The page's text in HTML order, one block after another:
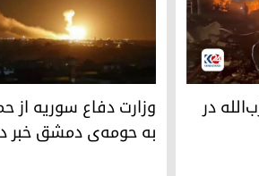
در عراق را موردحمله قرار داد
در وزارت دفاع سوریه از
وزارت دفاع سوریه از
به حومه‌ی دمشق خبر